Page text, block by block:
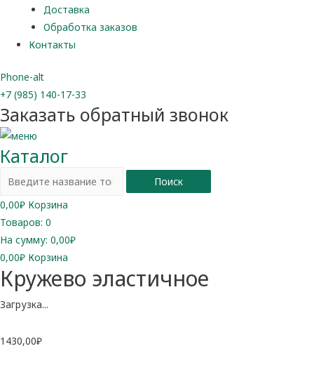
Доставка
Обработка заказов
Контакты
Phone-alt
+7 (985) 140-17-33
Заказать обратный звонок
Каталог
Поиск
0,00₽ Корзина
Товаров: 0
На сумму: 0,00₽
0,00₽ Корзина
Кружево эластичное
Загрузка...
1430,00₽